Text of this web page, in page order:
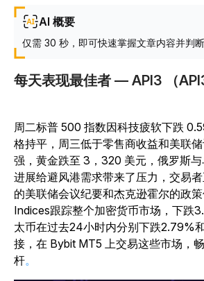
AI 概要
仅需 30 秒，即可快速掌握文章内容并判
每天表现最佳者 — API3 （API3
周二标普 500 指数因科技疲软下跌
格持平，周三低于零售商收益和美联
强，黄金跌至 3，320 美元，俄罗斯
进展给避风港需求带来了压力，交易
的美联储会议纪要和杰克逊霍尔的政
Indices跟踪整个加密货币市场，下跌
太币在过去24小时内分别下跌2.79%
接，在 Bybit MT5 上交易这些市场，
杆。